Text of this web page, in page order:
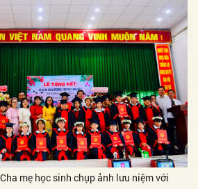
mẹ học sinh chụp ảnh lưu niệm với